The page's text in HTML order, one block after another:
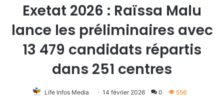
Exetat 2026 : Raïssa Malu
lance les préliminaires avec
13 479 candidats répartis
dans 251 centres
Life Infos Media 14 février 2026 0 556